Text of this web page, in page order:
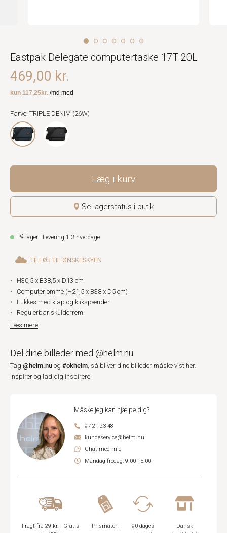
Eastpak Delegate computertaske 17T 20L
469,00 kr.
Farve: TRIPLE DENIM (26W)
Læg i kurv
Se lagerstatus i butik
På lager - Levering 1-3 hverdage
TILFØJ TIL ØNSKESKYEN
H30,5 x B38,5 x D13 cm
Computerlomme (H21,5 x B38 x D5 cm)
Lukkes med klap og klikspænder
Regulerbar skulderrem
Læs mere
Del dine billeder med @helm.nu
Tag @helm.nu og #okhelm, så bliver dine billeder måske vist her.
Inspirer og lad dig inspirere.
Måske jeg kan hjælpe dig?
97 21 23 48
kundeservice@helm.nu
Chat med mig
Mandag-fredag: 9.00-15.00
Fragt fra 29 kr. - Gratis
Prismatch
90 dages
Dansk